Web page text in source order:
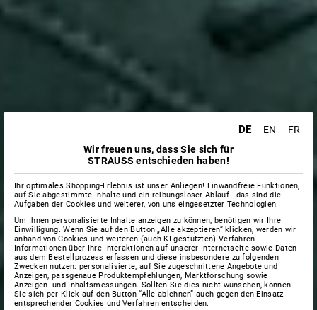
DE EN
FR
Wir freuen uns, dass Sie sich für
STRAUSS entschieden haben!
Ihr optimales Shopping-Erlebnis ist unser Anliegen! Einwandfreie Funktionen,
auf Sie abgestimmte Inhalte und ein reibungsloser Ablauf - das sind die
Aufgaben der Cookies und weiterer, von uns eingesetzter Technologien.
Um Ihnen personalisierte Inhalte anzeigen zu können, benötigen wir Ihre
Einwilligung. Wenn Sie auf den Button „Alle akzeptieren“ klicken, werden wir
anhand von Cookies und weiteren (auch KI-gestützten) Verfahren
Informationen über Ihre Interaktionen auf unserer Internetseite sowie Daten
aus dem Bestellprozess erfassen und diese insbesondere zu folgenden
Zwecken nutzen: personalisierte, auf Sie zugeschnittene Angebote und
Anzeigen, passgenaue Produktempfehlungen, Marktforschung sowie
Anzeigen- und Inhaltsmessungen. Sollten Sie dies nicht wünschen, können
Sie sich per Klick auf den Button “Alle ablehnen” auch gegen den Einsatz
entsprechender Cookies und Verfahren entscheiden.